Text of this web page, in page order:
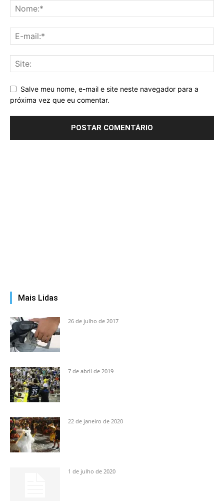
Salve meu nome, e-mail e site neste navegador para a
próxima vez que eu comentar.
Mais Lidas
26 de julho de 2017
7 de abril de 2019
22 de janeiro de 2020
1 de julho de 2020